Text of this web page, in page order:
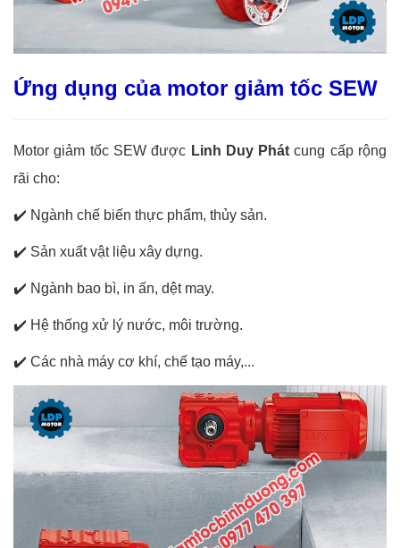
Ứng dụng của motor giảm tốc SEW
Motor giảm tốc SEW được Linh Duy Phát cung cấp rộng
rãi cho:
✔️ Ngành chế biến thực phẩm, thủy sản.
✔️ Sản xuất vật liệu xây dựng.
✔️ Ngành bao bì, in ấn, dệt may.
✔️ Hệ thống xử lý nước, môi trường.
✔️ Các nhà máy cơ khí, chế tạo máy,...